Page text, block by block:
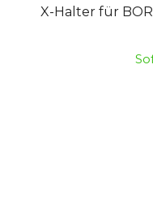
X-Halter für